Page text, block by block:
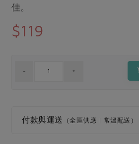
優惠專區
節慶大餐
高麗菜海鮮煎餅
下載專區
地區活動
佳。
$119
付款與運送 （全區供應 | 常溫配送）